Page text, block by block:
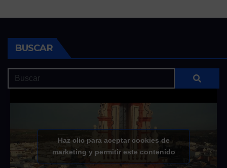
BUSCAR
Haz clic para aceptar cookies de
marketing y permitir este contenido